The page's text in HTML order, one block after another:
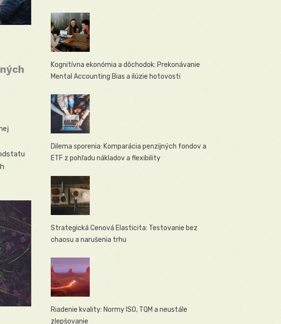
Kognitívna ekonómia a dôchodok: Prekonávanie
Mental Accounting Bias a ilúzie hotovosti
Dilema sporenia: Komparácia penzijných fondov a
ETF z pohľadu nákladov a flexibility
Strategická Cenová Elasticita: Testovanie bez
chaosu a narušenia trhu
Riadenie kvality: Normy ISO, TQM a neustále
zlepšovanie